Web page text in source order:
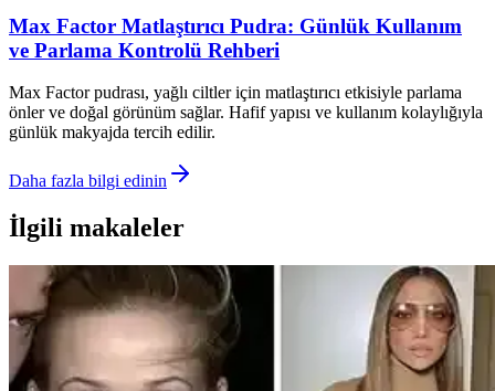
Max Factor Matlaştırıcı Pudra: Günlük Kullanım
ve Parlama Kontrolü Rehberi
Max Factor pudrası, yağlı ciltler için matlaştırıcı etkisiyle parlama
önler ve doğal görünüm sağlar. Hafif yapısı ve kullanım kolaylığıyla
günlük makyajda tercih edilir.
Daha fazla bilgi edinin
İlgili makaleler